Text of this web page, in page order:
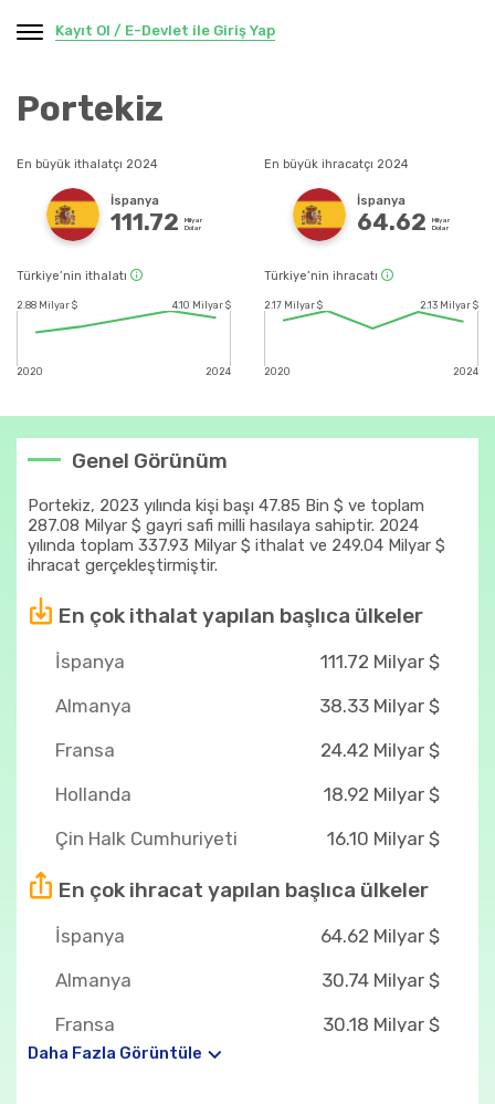
Kayıt Ol / E-Devlet ile Giriş Yap
Portekiz
En büyük ithalatçı 2024
İspanya
111.72
Milyar
Dolar
En büyük ihracatçı 2024
İspanya
64.62
Milyar
Dolar
Türkiye’nin ithalatı
2.88 Milyar $
2020
4.10 Milyar $
2024
Türkiye’nin ihracatı
2.17 Milyar $
2020
2.13 Milyar $
2024
Genel Görünüm
Portekiz, 2023 yılında kişi başı 47.85 Bin $ ve toplam
287.08 Milyar $ gayri safi milli hasılaya sahiptir. 2024
yılında toplam 337.93 Milyar $ ithalat ve 249.04 Milyar $
ihracat gerçekleştirmiştir.
En çok ithalat yapılan başlıca ülkeler
İspanya
111.72 Milyar $
Almanya
38.33 Milyar $
Fransa
24.42 Milyar $
Hollanda
18.92 Milyar $
Çin Halk Cumhuriyeti
16.10 Milyar $
En çok ihracat yapılan başlıca ülkeler
İspanya
64.62 Milyar $
Almanya
30.74 Milyar $
Fransa
30.18 Milyar $
Daha Fazla Görüntüle